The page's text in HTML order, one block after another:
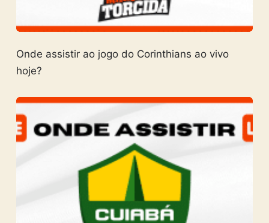
Onde assistir ao jogo do Corinthians ao vivo
hoje?